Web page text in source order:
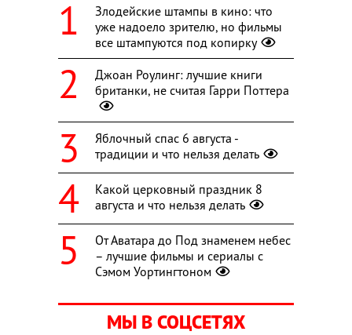
Злодейские штампы в кино: что
уже надоело зрителю, но фильмы
все штампуются под копирку
Джоан Роулинг: лучшие книги
британки, не считая Гарри Поттера
Яблочный спас 6 августа -
традиции и что нельзя делать
Какой церковный праздник 8
августа и что нельзя делать
От Аватара до Под знаменем небес
– лучшие фильмы и сериалы с
Сэмом Уортингтоном
МЫ В СОЦСЕТЯХ